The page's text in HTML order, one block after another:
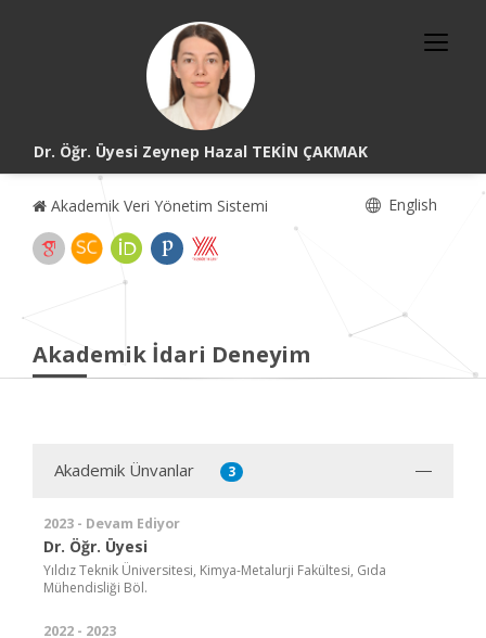
Dr. Öğr. Üyesi Zeynep Hazal TEKİN ÇAKMAK
Akademik Veri Yönetim Sistemi English
Akademik İdari Deneyim
Akademik Ünvanlar 3
2023 - Devam Ediyor
Dr. Öğr. Üyesi
Yıldız Teknik Üniversitesi, Kimya-Metalurji Fakültesi, Gıda
Mühendisliği Böl.
2022 - 2023